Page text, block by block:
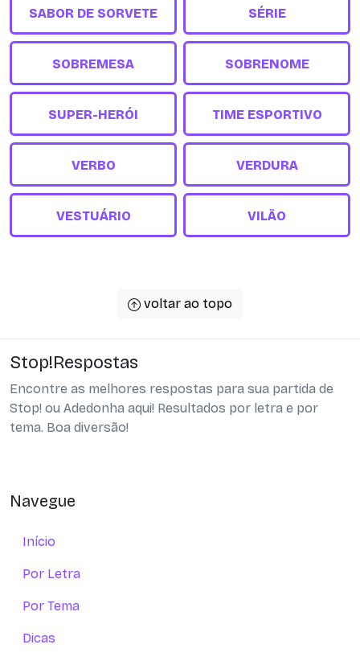
SABOR DE SORVETE SÉRIE
SOBREMESA SOBRENOME
SUPER-HERÓI TIME ESPORTIVO
VERBO VERDURA
VESTUÁRIO VILÃO
voltar ao topo
Stop!Respostas
Encontre as melhores respostas para sua partida de
Stop! ou Adedonha aqui! Resultados por letra e por
tema. Boa diversão!
Navegue
Início
Por Letra
Por Tema
Dicas